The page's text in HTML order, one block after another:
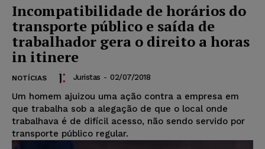
Incompatibilidade de horários do
transporte público e saída de
trabalhador gera o direito a horas
in itinere
NOTÍCIAS Juristas - 02/07/2018
Um homem ajuizou uma ação contra a empresa em
que trabalha sob a alegação de que o local onde
trabalhava é de difícil acesso, não sendo servido por
transporte público regular.